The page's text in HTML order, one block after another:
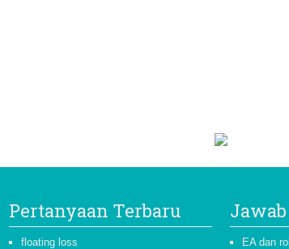
Pertanyaan Terbaru
floating loss
EA dan